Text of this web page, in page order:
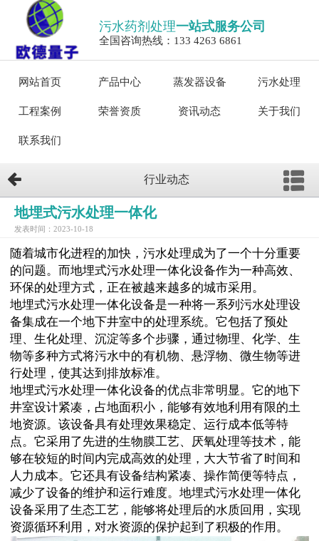
污水药剂处理一站式服务公司
全国咨询热线：133 4263 6861
网站首页 产品中心 蒸发器设备 污水处理
工程案例 荣誉资质 资讯动态 关于我们
联系我们
行业动态
地埋式污水处理一体化
发表时间：2023-10-18
随着城市化进程的加快，污水处理成为了一个十分重要
的问题。而地埋式污水处理一体化设备作为一种高效、
环保的处理方式，正在被越来越多的城市采用。
地埋式污水处理一体化设备是一种将一系列污水处理设
备集成在一个地下井室中的处理系统。它包括了预处
理、生化处理、沉淀等多个步骤，通过物理、化学、生
物等多种方式将污水中的有机物、悬浮物、微生物等进
行处理，使其达到排放标准。
地埋式污水处理一体化设备的优点非常明显。它的地下
井室设计紧凑，占地面积小，能够有效地利用有限的土
地资源。该设备具有处理效果稳定、运行成本低等特
点。它采用了先进的生物膜工艺、厌氧处理等技术，能
够在较短的时间内完成高效的处理，大大节省了时间和
人力成本。它还具有设备结构紧凑、操作简便等特点，
减少了设备的维护和运行难度。地埋式污水处理一体化
设备采用了生态工艺，能够将处理后的水质回用，实现
资源循环利用，对水资源的保护起到了积极的作用。